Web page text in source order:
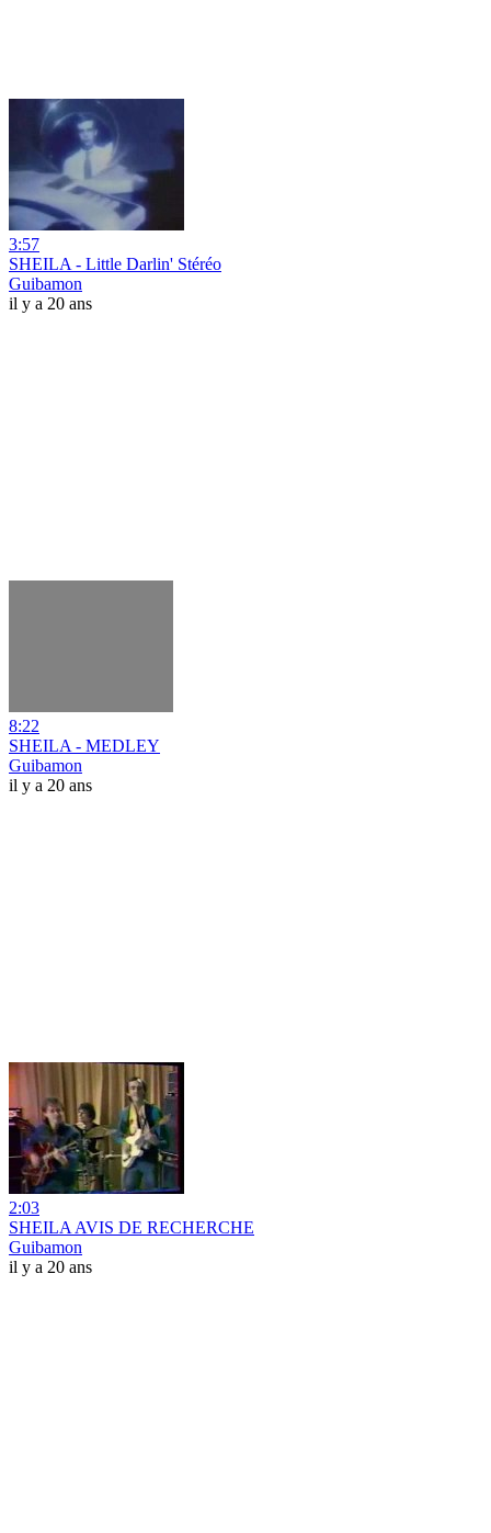
3:57
SHEILA - Little Darlin' Stéréo
Guibamon
il y a 20 ans
8:22
SHEILA - MEDLEY
Guibamon
il y a 20 ans
2:03
SHEILA AVIS DE RECHERCHE
Guibamon
il y a 20 ans